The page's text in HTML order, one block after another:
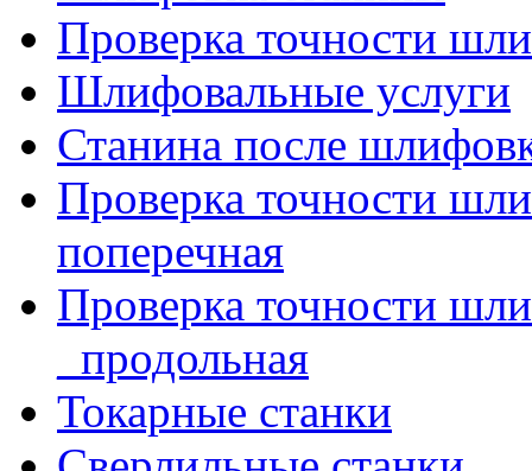
Проверка точности
Шлифовальные услуги
Станина после
Проверка точности
поперечная
Проверка точности
_продольная
Токарные станки